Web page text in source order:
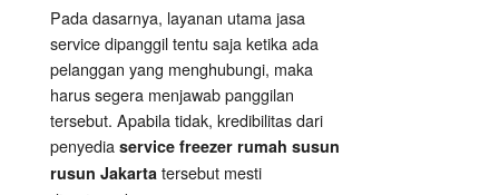
Pada dasarnya, layanan utama jasa
service dipanggil tentu saja ketika ada
pelanggan yang menghubungi, maka
harus segera menjawab panggilan
tersebut. Apabila tidak, kredibilitas dari
penyedia service freezer rumah susun
rusun Jakarta tersebut mesti